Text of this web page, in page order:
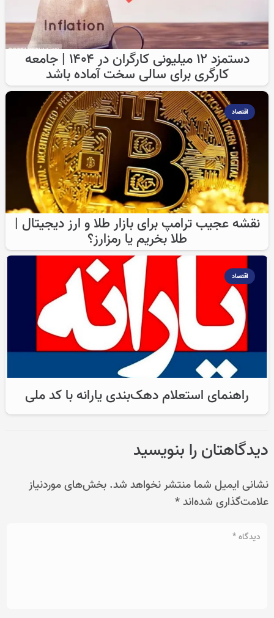
دستمزد ۱۲ میلیونی کارگران در ۱۴۰۴ | جامعه
کارگری برای سالی سخت آماده باشد
اقتصاد
نقشه عجیب ترامپ برای بازار طلا و ارز دیجیتال |
طلا بخریم یا رمزارز؟
اقتصاد
راهنمای استعلام دهک‌بندی یارانه با کد ملی
دیدگاهتان را بنویسید
نشانی ایمیل شما منتشر نخواهد شد. بخش‌های موردنیاز
علامت‌گذاری شده‌اند*